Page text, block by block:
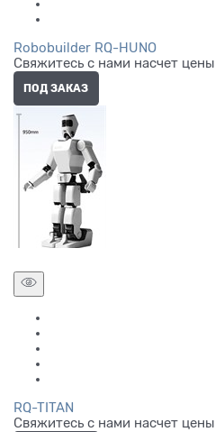
Robobuilder RQ-HUNO
Свяжитесь с нами насчет цены
ПОД ЗАКАЗ
RQ-TITAN
Свяжитесь с нами насчет цены